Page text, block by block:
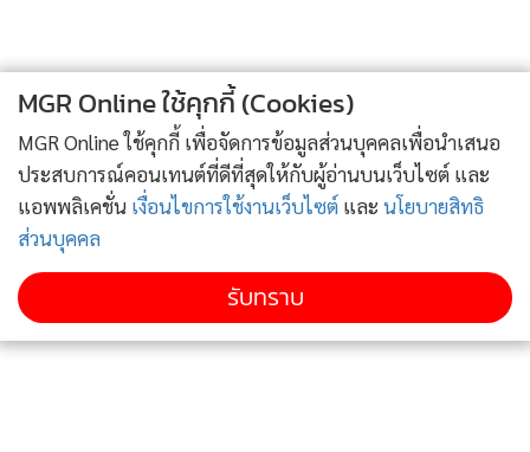
ขอบคุณข้อมูลอ้างอิงจาก :space.com / nature.com / TNN
MGR Online ใช้คุกกี้ (Cookies)
MGR Online ใช้คุกกี้ เพื่อจัดการข้อมูลส่วนบุคคลเพื่อนำเสนอ
ประสบการณ์คอนเทนต์ที่ดีที่สุดให้กับผู้อ่านบนเว็บไซต์ และ
แอพพลิเคชั่น เงื่อนไขการใช้งานเว็บไซต์ และ นโยบายสิทธิ
ส่วนบุคคล
รับทราบ